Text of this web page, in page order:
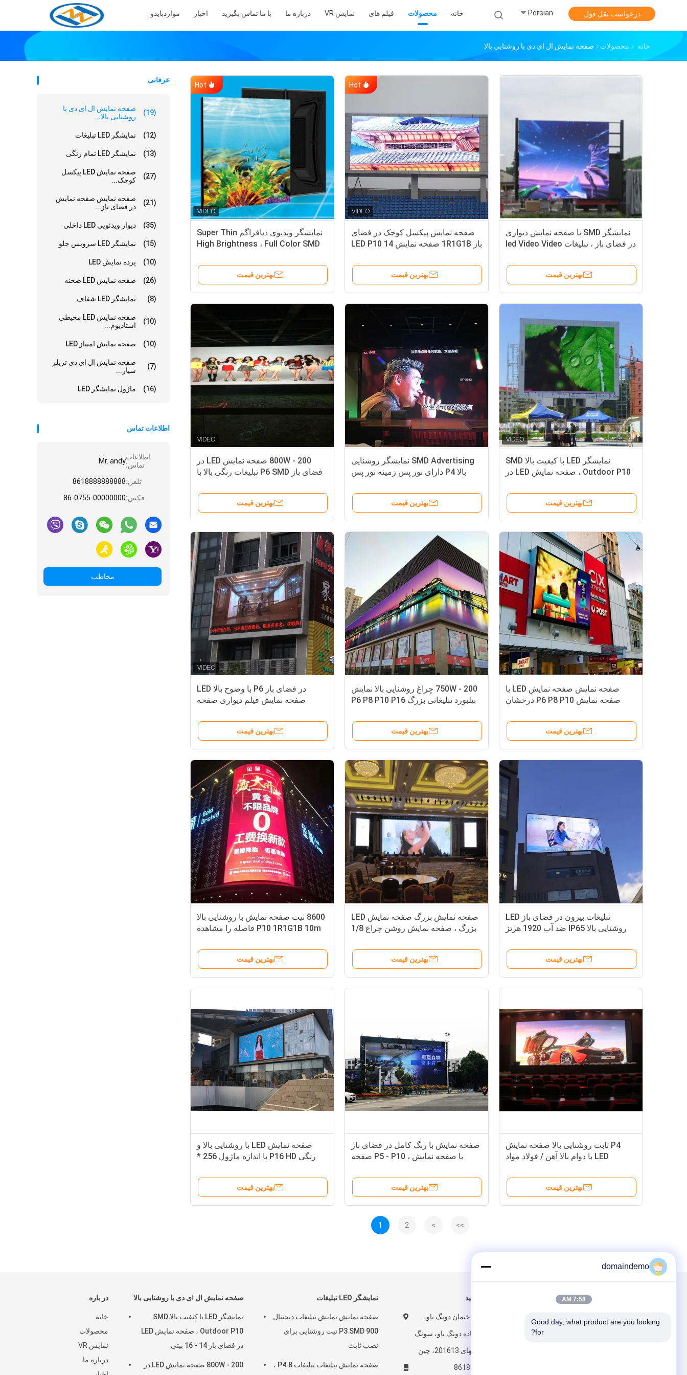
خانه محصولات فیلم های نمایش VR درباره ما با ما تماس بگیرید اخبار مواردبایدو Persian درخواست نقل قول
خانه محصولات صفحه نمایش ال ای دی با روشنایی بالا
عرفانی
صفحه نمایش ال ای دی با
روشنایی بالا...
(19)
نمایشگر LED تبلیغات (12)
نمایشگر LED تمام رنگی (13)
صفحه نمایش LED پیکسل
کوچک...
(27)
صفحه نمایش صفحه نمایش
در فضای باز...
(21)
دیوار ویدئویی LED داخلی (35)
نمایشگر LED سرویس جلو (15)
پرده نمایش LED (10)
صفحه نمایش LED صحنه (26)
نمایشگر LED شفاف (8)
صفحه نمایش LED محیطی
استادیوم...
(10)
صفحه نمایش امتیاز LED (10)
صفحه نمایش ال ای دی تریلر
سیار...
(7)
ماژول نمایشگر LED (16)
اطلاعات تماس
اطلاعات
تماس:Mr. andy
تلفن:8618888888888
فکس:86-0755-00000000
مخاطب
Hot
نمایشگر ویدیوی دیافراگم Super Thin
High Brightness ، Full Color SMD
بهترین قیمت
Hot
صفحه نمایش پیکسل کوچک در فضای
باز 1R1G1B صفحه نمایش LED P10 14
بهترین قیمت
نمایشگر SMD با صفحه نمایش دیواری
در فضای باز ، تبلیغات led Video Video
بهترین قیمت
200 - 800W صفحه نمایش LED در
فضای باز P6 SMD تبلیغات رنگی بالا با
صفحه نمایش در فضای باز
بهترین قیمت
SMD Advertising نمایشگر روشنایی
بالا P4 دارای نور پس زمینه نور پس
بهترین قیمت
نمایشگر LED با کیفیت بالا SMD
Outdoor P10 ، صفحه نمایش LED در
بهترین قیمت
در فضای باز P6 با وضوح بالا LED
صفحه نمایش فیلم دیواری صفحه
بهترین قیمت
200 - 750W چراغ روشنایی بالا نمایش
بیلبورد تبلیغاتی بزرگ P6 P8 P10 P16
بهترین قیمت
صفحه نمایش صفحه نمایش LED با
صفحه نمایش P6 P8 P10 درخشان
بهترین قیمت
8600 نیت صفحه نمایش با روشنایی بالا
P10 1R1G1B 10m فاصله را مشاهده
بهترین قیمت
صفحه نمایش بزرگ صفحه نمایش LED
بزرگ ، صفحه نمایش روشن چراغ 1/8
بهترین قیمت
تبلیغات بیرون در فضای باز LED
روشنایی بالا IP65 ضد آب 1920 هرتز
بهترین قیمت
صفحه نمایش LED با روشنایی بالا و
رنگی P16 HD با اندازه ماژول 256 *
بهترین قیمت
صفحه نمایش با رنگ کامل در فضای باز
با صفحه نمایش ، P5 - P10 صفحه
بهترین قیمت
P4 ثابت روشنایی بالا صفحه نمایش
LED با دوام بالا آهن / فولاد مواد
بهترین قیمت
1 2 > >>
در باره
خانه
محصولات
نمایش VR
درباره ما
صفحه نمایش ال ای دی با روشنایی بالا
نمایشگر LED با کیفیت بالا SMD
Outdoor P10 ، صفحه نمایش LED
در فضای باز 14 - 16 بیتی
200 - 800W صفحه نمایش LED در
نمایشگر LED تبلیغات
صفحه نمایش نمایش تبلیغات دیجیتال
P3 SMD 900 نیت روشنایی برای
نصب ثابت
صفحه نمایش تبلیغات تبلیغات P4.8 ،
ما را دنبال کنید
اتاق 402. ساختمان دونگ باو،
شماره 19 جاده دونگ باو، سونگ
جیانگ، شانگهای 201613، چین
8618888888888
domaindemo
7:58 AM
Good day, what product are you looking
for?